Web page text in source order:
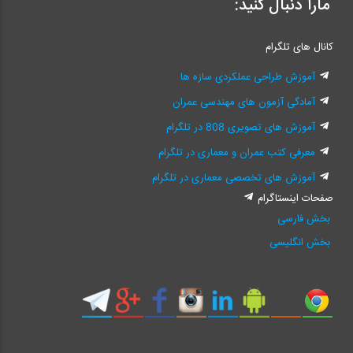
مارا دنبال کنید:
کانال های تلگرام
آموزش طراحی عملکردی سازه ها
آمادگی آزمون های مهندسی عمران
آموزش های تصویری 808 در تلگرام
معرفی کتب عمران و معماری در تلگرام
آموزش های تخصصی معماری در تلگرام
صفحات اینستاگرام
بخش فارسی
بخش انگلیسی